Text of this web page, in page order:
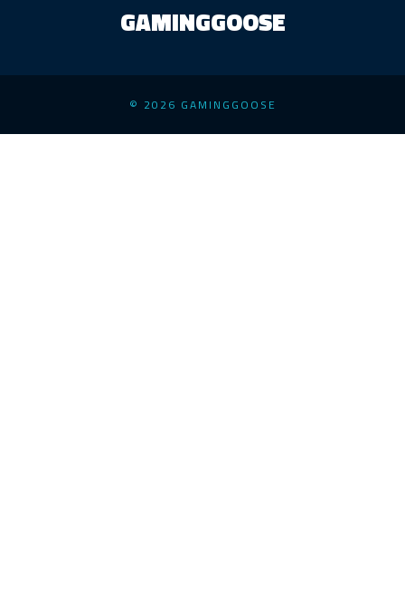
GAMINGGOOSE
© 2026 GAMINGGOOSE